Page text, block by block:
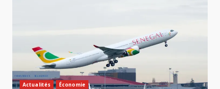
Actualités Économie